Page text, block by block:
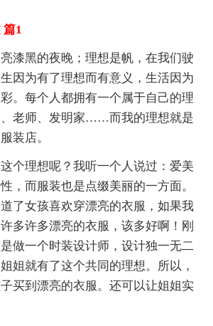
1
漆黑的夜晚；理想是帆，在我们驶
因为有了理想而有意义，生活因为
。每个人都拥有一个属于自己的理
老师、发明家……而我的理想就是
装店。
个理想呢？我听一个人说过：爱美
，而服装也是点缀美丽的一方面。
了女孩喜欢穿漂亮的衣服，如果我
多许多漂亮的衣服，该多好啊！刚
做一个时装设计师，设计独一无二
姐就有了这个共同的理想。所以，
买到漂亮的衣服。还可以让姐姐实